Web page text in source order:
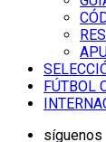
FÚTBOL
síguenos